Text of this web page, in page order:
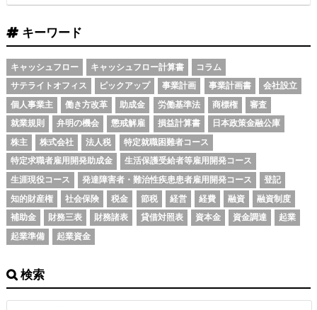
キーワード
キャッシュフロー キャッシュフロー計算書
コラム
サテライトオフィス
ピックアップ 事業計画 事業計画書
会社設立
個人事業主
働き方改革 助成金 労働基準法 商標権
審査
就業規則
弁明の機会 懲戒解雇 損益計算書
日本政策金融公庫
株主
株式会社 法人税
特定就職困難者コース
特定求職者雇用開発助成金
生活保護受給者等雇用開発コース
生涯現役コース
発達障害者・難治性疾患患者雇用開発コース
登記
知的財産権
社会保険 税金 節税 経営 経費 融資
融資制度
補助金
財務三表 財務諸表 貸借対照表 資本金 資金調達
起業
起業準備
起業資金
検索